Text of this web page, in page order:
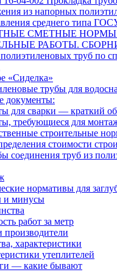
из напорных
среднего типа
СМЕТНЫЕ НОРМЫ
РАБОТЫ.
труб по
«Сиделка»
трубы для
документы:
для сварки — краткий
требующиеся для
строительные
стоимости
соединения труб из
нормативы для
минусы
работ за метр
характеристики
утеплителей
— какие бывают